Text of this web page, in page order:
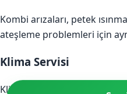
Kombi arızaları, petek
ateşleme problemleri için
Klima Servisi
Klima bakım, gaz dolumu,